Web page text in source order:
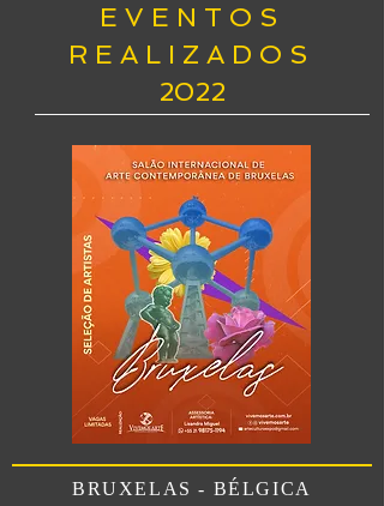
E V E N T O S
R E A L I Z A D O S
2022
BRUXELAS - BÉLGICA